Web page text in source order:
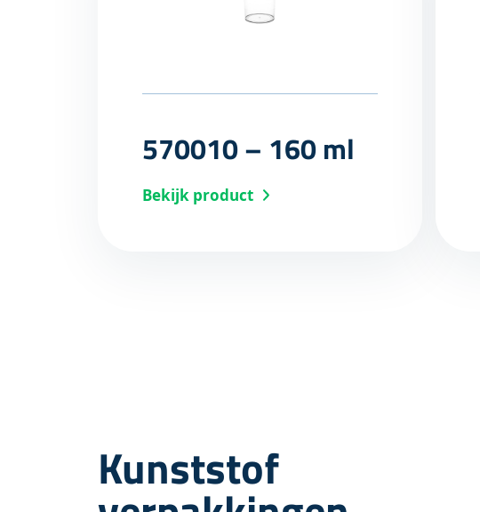
570010 – 160 ml
Bekijk product
Kunststof